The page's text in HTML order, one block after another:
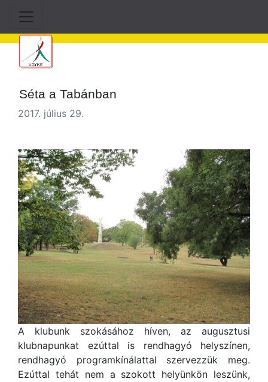
Séta a Tabánban
2017. július 29.
A klubunk szokásához híven, az augusztusi
klubnapunkat ezúttal is rendhagyó helyszínen,
rendhagyó programkínálattal szervezzük meg.
Ezúttal tehát nem a szokott helyünkön leszünk,